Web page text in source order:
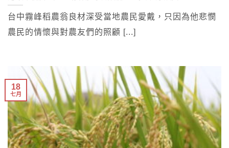
台中霧峰稻農翁良材深受當地農民愛戴，只因為他悲憫
農民的情懷與對農友們的照顧 [...]
18
七月